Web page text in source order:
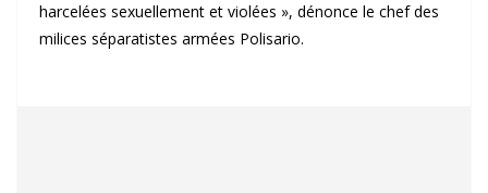
harcelées sexuellement et violées », dénonce le chef des
milices séparatistes armées Polisario.